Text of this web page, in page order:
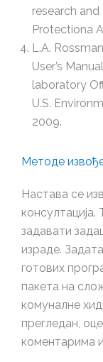
research
Protectiona
L.A.
User’s
laboratory
U.S.
2009.
Методе
Настава се
задавати
израде.
готових
пакета на
комуналне
прегледан,
коментарима